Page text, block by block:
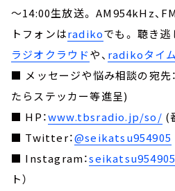
～14:00生放送。 AM954kHz、
トフォンはradikoでも。 聴き
ラジオクラウドや、 radikoタイ
■ メッセージや悩み相談の宛先
たらステッカー等進呈)
■ HP：www.tbsradio.jp/so/ (
■ Twitter：@seikatsu954905
■ Instagram：seikatsu954905
ト）